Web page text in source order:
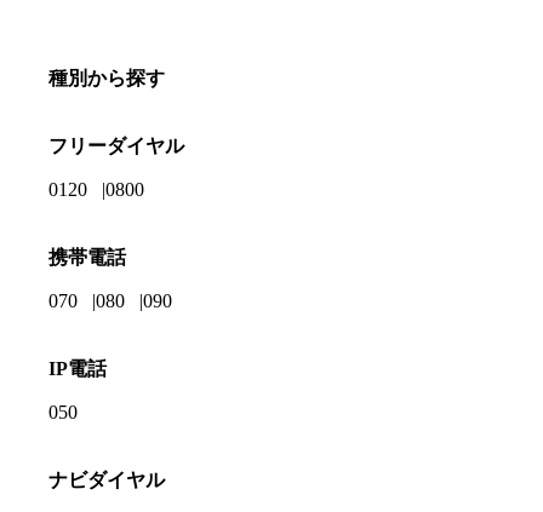
種別から探す
フリーダイヤル
0120 0800
携帯電話
070 080 090
IP電話
050
ナビダイヤル